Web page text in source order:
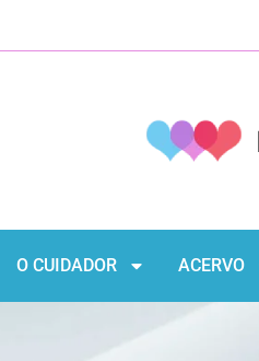
O CUIDADOR ACERVO